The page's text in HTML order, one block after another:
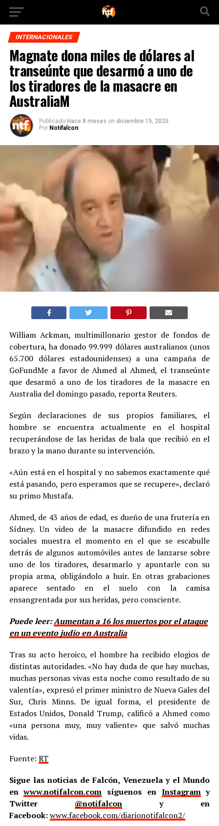
INTERNACIONALES
Magnate dona miles de dólares al
transeúnte que desarmó a uno de
los tiradores de la masacre en
AustraliaM
Publicado Hace 8 meses on diciembre 15, 2025
Por Notifalcon
William Ackman, multimillonario gestor de fondos de
cobertura, ha donado 99.999 dólares australianos (unos
65.700 dólares estadounidenses) a una campaña de
GoFundMe a favor de Ahmed al Ahmed, el transeúnte
que desarmó a uno de los tiradores de la masacre en
Australia del domingo pasado, reporta Reuters.
Según declaraciones de sus propios familiares, el
hombre se encuentra actualmente en el hospital
recuperándose de las heridas de bala que recibió en el
brazo y la mano durante su intervención.
«Aún está en el hospital y no sabemos exactamente qué
está pasando, pero esperamos que se recupere», declaró
su primo Mustafa.
Ahmed, de 43 años de edad, es dueño de una frutería en
Sídney. Un video de la masacre difundido en redes
sociales muestra el momento en el que se escabulle
detrás de algunos automóviles antes de lanzarse sobre
uno de los tiradores, desarmarlo y apuntarle con su
propia arma, obligándolo a huir. En otras grabaciones
aparece sentado en el suelo con la camisa
ensangrentada por sus heridas, pero consciente.
Puede leer:Aumentan a 16 los muertos por el ataque
en un evento judío en Australia
Tras su acto heroico, el hombre ha recibido elogios de
distintas autoridades. «No hay duda de que hay muchas,
muchas personas vivas esta noche como resultado de su
valentía», expresó el primer ministro de Nueva Gales del
Sur, Chris Minns. De igual forma, el presidente de
Estados Unidos, Donald Trump, calificó a Ahmed como
«una persona muy, muy valiente» que salvó muchas
vidas.
Fuente: RT
Sigue las noticias de Falcón, Venezuela y el Mundo
enwww.notifalcon.com síguenos en Instagramy
Twitter @notifalcony en
Facebook:www.facebook.com/diarionotifalcon2/